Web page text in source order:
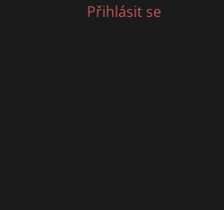
Přihlásit se